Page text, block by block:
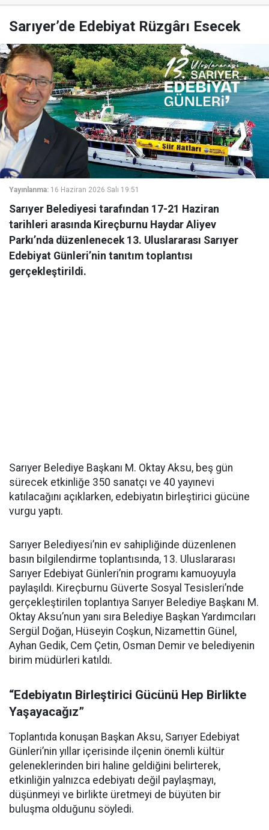
Sarıyer’de Edebiyat Rüzgârı Esecek
Yayınlanma: 16 Haziran 2026 Salı 19:51
Sarıyer Belediyesi tarafından 17-21 Haziran
tarihleri arasında Kireçburnu Haydar Aliyev
Parkı’nda düzenlenecek 13. Uluslararası Sarıyer
Edebiyat Günleri’nin tanıtım toplantısı
gerçekleştirildi.
Sarıyer Belediye Başkanı M. Oktay Aksu, beş gün
sürecek etkinliğe 350 sanatçı ve 40 yayınevi
katılacağını açıklarken, edebiyatın birleştirici gücüne
vurgu yaptı.
Sarıyer Belediyesi’nin ev sahipliğinde düzenlenen
basın bilgilendirme toplantısında, 13. Uluslararası
Sarıyer Edebiyat Günleri’nin programı kamuoyuyla
paylaşıldı. Kireçburnu Güverte Sosyal Tesisleri’nde
gerçekleştirilen toplantıya Sarıyer Belediye Başkanı M.
Oktay Aksu’nun yanı sıra Belediye Başkan Yardımcıları
Sergül Doğan, Hüseyin Coşkun, Nizamettin Günel,
Ayhan Gedik, Cem Çetin, Osman Demir ve belediyenin
birim müdürleri katıldı.
“Edebiyatın Birleştirici Gücünü Hep Birlikte
Yaşayacağız”
Toplantıda konuşan Başkan Aksu, Sarıyer Edebiyat
Günleri’nin yıllar içerisinde ilçenin önemli kültür
geleneklerinden biri haline geldiğini belirterek,
etkinliğin yalnızca edebiyatı değil paylaşmayı,
düşünmeyi ve birlikte üretmeyi de büyüten bir
buluşma olduğunu söyledi.